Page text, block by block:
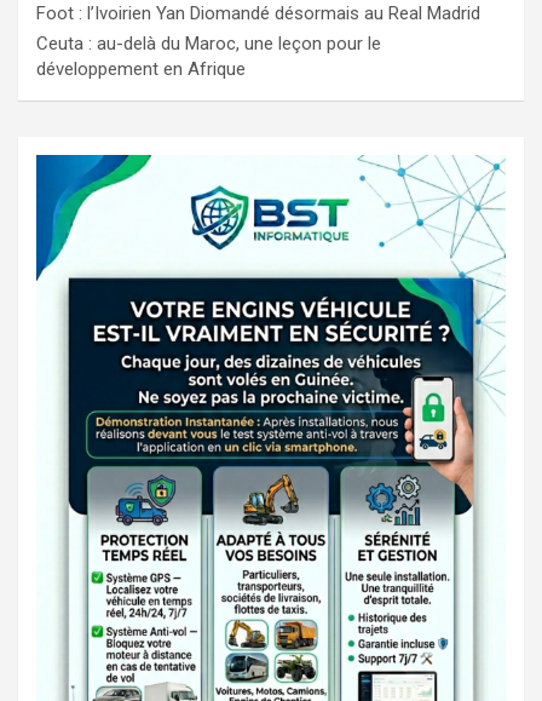
Foot : l’Ivoirien Yan Diomandé désormais au Real Madrid
Ceuta : au-delà du Maroc, une leçon pour le
développement en Afrique